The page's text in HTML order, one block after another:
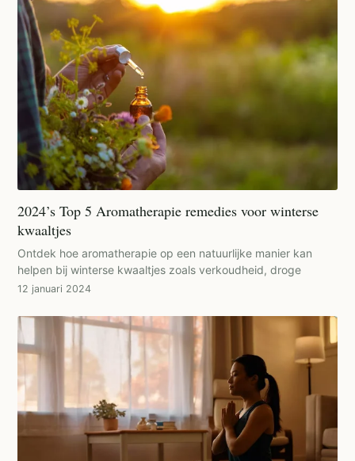
2024’s Top 5 Aromatherapie remedies voor winterse
kwaaltjes
Ontdek hoe aromatherapie op een natuurlijke manier kan
helpen bij winterse kwaaltjes zoals verkoudheid, droge
12 januari 2024